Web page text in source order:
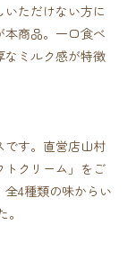
ただけない方に
本商品。一口食べ
なミルク感が特徴
です。直営店山村
トクリーム」をご
4種類の味からい